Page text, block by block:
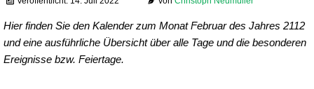
Hier finden Sie den Kalender zum Monat Februar des Jahres 2112
und eine ausführliche Übersicht über alle Tage und die besonderen
Ereignisse bzw. Feiertage.